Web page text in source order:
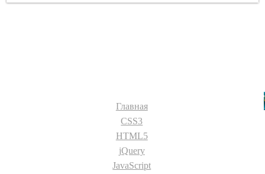
Главная
CSS3
HTML5
jQuery
JavaScript